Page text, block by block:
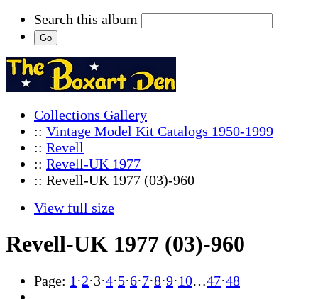
Search this album
Collections Gallery
:: Vintage Model Kit Catalogs 1950-1999
:: Revell
:: Revell-UK 1977
:: Revell-UK 1977 (03)-960
View full size
Revell-UK 1977 (03)-960
Page: 1 ·2·3·4·5·6·7·8·9·10…47·48